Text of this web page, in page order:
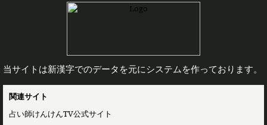
当サイトは新漢字でのデータを元にシステムを作っております。
関連サイト
占い師けんけんTV公式サイト